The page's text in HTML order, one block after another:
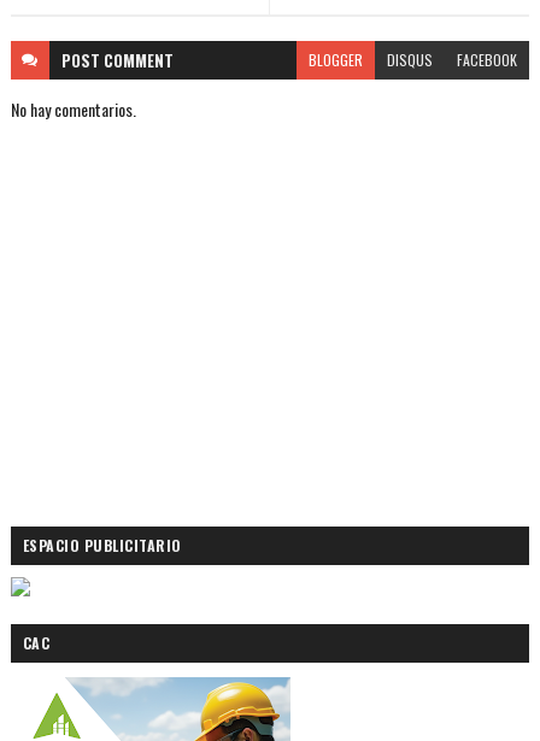
POST COMMENT BLOGGER DISQUS FACEBOOK
No hay comentarios.
ESPACIO PUBLICITARIO
CAC